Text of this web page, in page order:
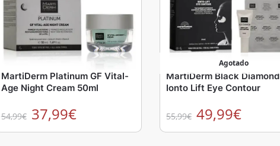
MartiDerm Platinum GF Vital-
Age Night Cream 50ml
54,99€ 37,99€
Agotado
MartiDerm Black Diamond
Ionto Lift Eye Contour
55,99€ 49,99€